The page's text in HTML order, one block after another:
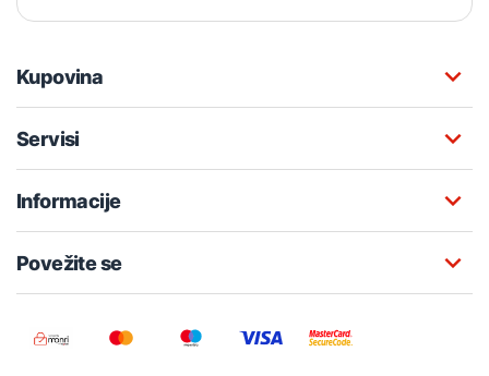
Kupovina
Servisi
Informacije
Povežite se